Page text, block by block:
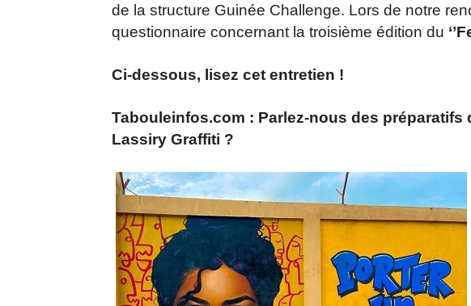
de la structure Guinée Challenge. Lors de notre
questionnaire concernant la troisième édition du
Ci-dessous, lisez cet entretien !
Tabouleinfos.com : Parlez-nous des préparatifs
Lassiry Graffiti ?